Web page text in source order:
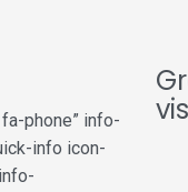
phone” info-
info icon-